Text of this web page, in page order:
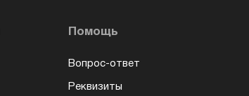
Помощь
Вопрос-ответ
Реквизиты